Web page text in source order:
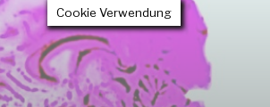
Cookie Verwendung